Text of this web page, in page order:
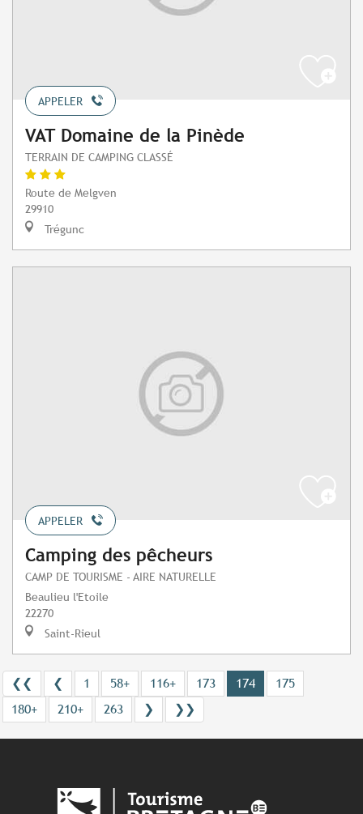
APPELER
VAT Domaine de la Pinède
TERRAIN DE CAMPING CLASSÉ
Route de Melgven
29910
Trégunc
APPELER
Camping des pêcheurs
CAMP DE TOURISME - AIRE NATURELLE
Beaulieu l'Etoile
22270
Saint-Rieul
❮❮ ❮ 1 58+ 116+ 173 174
175
180+
210+ 263 ❯ ❯❯